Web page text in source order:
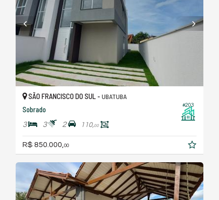
#203
SÃO FRANCISCO DO SUL - UBATUBA
Sobrado
3 3 2 110,00
R$ 850.000, 00